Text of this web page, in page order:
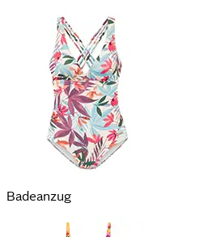
Badeanzug